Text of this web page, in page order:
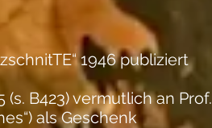
1946 publiziert
B423) vermutlich an Prof.
als Geschenk